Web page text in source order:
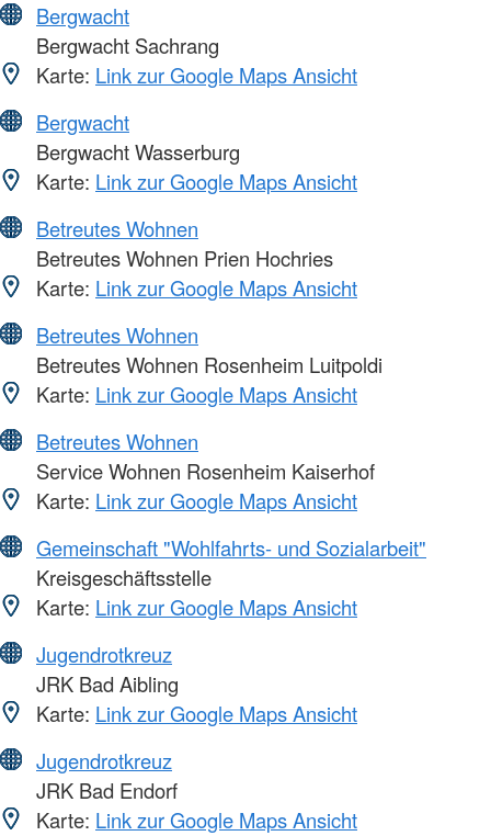
Bergwacht
Bergwacht Sachrang
Karte: Link zur Google Maps Ansicht
Bergwacht
Bergwacht Wasserburg
Karte: Link zur Google Maps Ansicht
Betreutes Wohnen
Betreutes Wohnen Prien Hochries
Karte: Link zur Google Maps Ansicht
Betreutes Wohnen
Betreutes Wohnen Rosenheim Luitpoldi
Karte: Link zur Google Maps Ansicht
Betreutes Wohnen
Service Wohnen Rosenheim Kaiserhof
Karte: Link zur Google Maps Ansicht
Gemeinschaft "Wohlfahrts- und Sozialarbeit"
Kreisgeschäftsstelle
Karte: Link zur Google Maps Ansicht
Jugendrotkreuz
JRK Bad Aibling
Karte: Link zur Google Maps Ansicht
Jugendrotkreuz
JRK Bad Endorf
Karte: Link zur Google Maps Ansicht